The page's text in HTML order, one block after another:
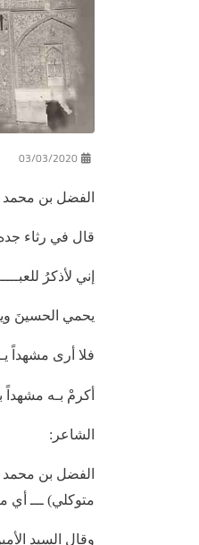
03/03/2020
الفضل بن محمد
قال في رثاء
إني لأذكرُ
يحمي الحسينَ
فلا أرى مشهداً
أكرمْ بـه مشهداً
الشاعر:
الفضل بن
متوكلي) ـــ أي
وقال السيد